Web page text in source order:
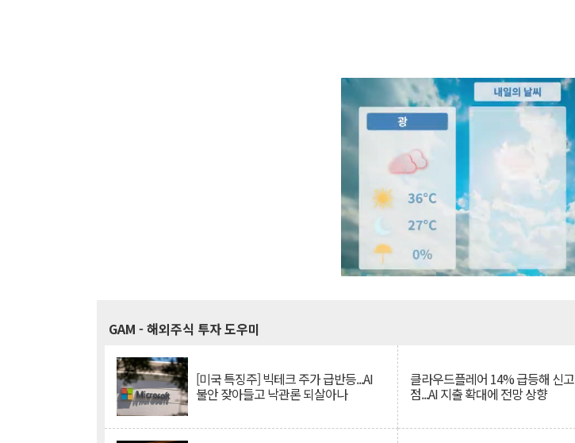
GAM - 해외주식 투자 도우미
[미국 특징주] 빅테크 주가 급반등...AI
불안 잦아들고 낙관론 되살아나
클라우드플레어 14% 급등해 신고
점...AI 지출 확대에 전망 상향